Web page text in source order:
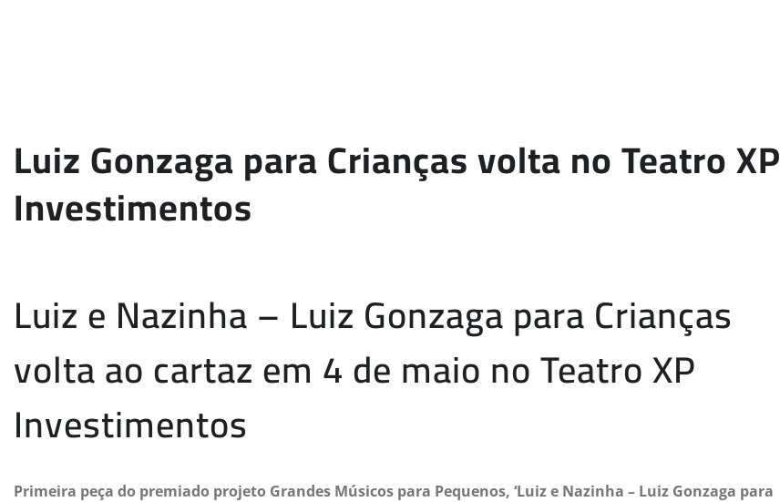
Luiz Gonzaga para Crianças volta no Teatro XP
Investimentos
Luiz e Nazinha – Luiz Gonzaga para Crianças
volta ao cartaz em 4 de maio no Teatro XP
Investimentos
Primeira peça do premiado projeto Grandes Músicos para Pequenos, ‘Luiz e Nazinha – Luiz Gonzaga para